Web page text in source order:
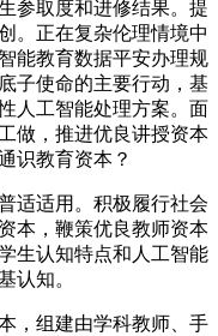
参取度和进修结果。提
。正在复杂伦理情境中
能教育数据平安办理规
子使命的主要行动，基
人工智能处理方案。面
做，推进优良讲授资本
识教育资本？
适用。积极履行社会
本，鞭策优良教师资本
生认知特点和人工智能
认知。
组建由学科教师、手